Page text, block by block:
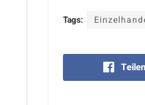
Tags:
Teilen